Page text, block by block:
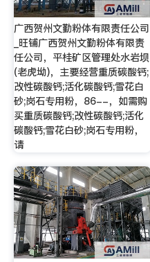
广西贺州文勤粉体有限责任公司
_旺铺广西贺州文勤粉体有限责
任公司，平桂矿区管理处水岩坝
(老虎坳)，主要经营重质碳酸钙;
改性碳酸钙;活化碳酸钙;雪花白
砂;岗石专用粉，86--，如需购
买重质碳酸钙;改性碳酸钙;活化
碳酸钙;雪花白砂;岗石专用粉，
请